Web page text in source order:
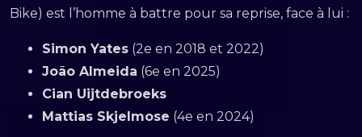
Bike) est l’homme à battre pour sa reprise, face à lui :
Simon Yates (2e en 2018 et 2022)
João Almeida (6e en 2025)
Cian Uijtdebroeks
Mattias Skjelmose (4e en 2024)